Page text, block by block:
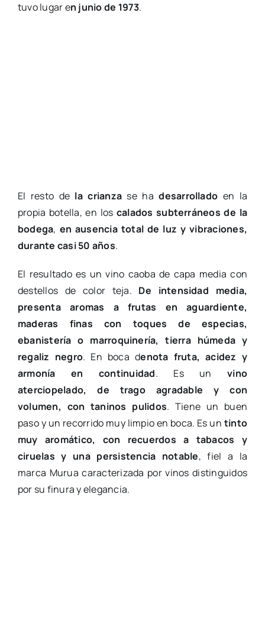
tuvo lugar en junio de 1973.
El resto de la crianza se hadesarrollado en la
propia botella, en los calados subterráneos de la
bodega, en ausencia total de luz y vibraciones,
durante casi 50 años.
El resultado es un vino caoba de capa media con
destellos de color teja. De intensidad media,
presenta aromas a frutas en aguardiente,
maderas finas con toques de especias,
ebanistería o marroquinería, tierra húmeda y
regaliz negro. En boca denota fruta, acidez y
armonía en continuidad. Es unvino
aterciopelado, de trago agradable y con
volumen, con taninos pulidos. Tiene un buen
paso y un recorrido muy limpio en boca. Es un tinto
muy aromático, con recuerdos a tabacos y
ciruelas y una persistencia notable, fiel a la
marca Murua caracterizada por vinos distinguidos
por su finura y elegancia.